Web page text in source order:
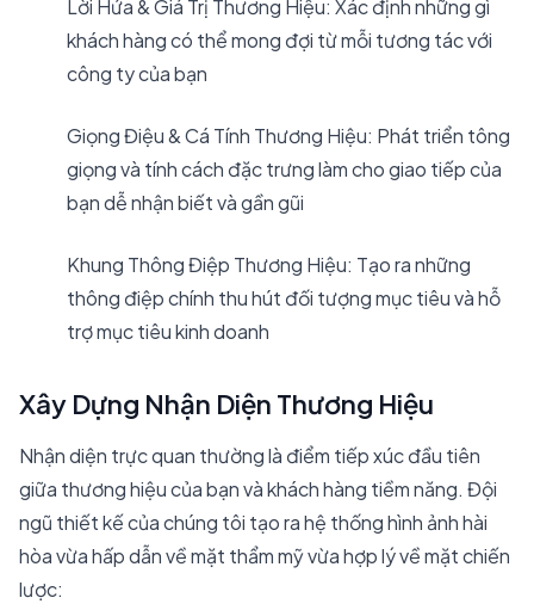
Lời Hứa & Giá Trị Thương Hiệu: Xác định những gì
khách hàng có thể mong đợi từ mỗi tương tác với
công ty của bạn
Giọng Điệu & Cá Tính Thương Hiệu: Phát triển tông
giọng và tính cách đặc trưng làm cho giao tiếp của
bạn dễ nhận biết và gần gũi
Khung Thông Điệp Thương Hiệu: Tạo ra những
thông điệp chính thu hút đối tượng mục tiêu và hỗ
trợ mục tiêu kinh doanh
Xây Dựng Nhận Diện Thương Hiệu
Nhận diện trực quan thường là điểm tiếp xúc đầu tiên
giữa thương hiệu của bạn và khách hàng tiềm năng. Đội
ngũ thiết kế của chúng tôi tạo ra hệ thống hình ảnh hài
hòa vừa hấp dẫn về mặt thẩm mỹ vừa hợp lý về mặt chiến
lược: